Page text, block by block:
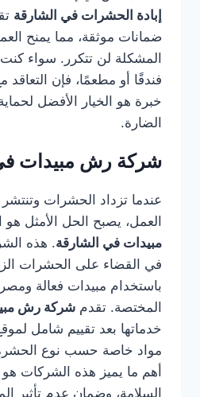
إبادة الحشرات في الشارقة
ضمانات موثقة، مما يمنح
المشكلة لن تتكرر. سواء كنت
فندقًا أو مطعمًا، فإن
خبرة هو الخيار الأفضل
الضارة.
شركة رش مبيدات
عندما تزداد الحشرات
العمل، يصبح الحل الأمثل هو
مبيدات في الشارقة. هذه
في القضاء على الحشرات
باستخدام مبيدات فعالة
المختصة. تقدم شركة رش
خدماتها بعد تقييم شامل
مواد خاصة حسب نوع
أهم ما يميز هذه الشركات هو
السلامة، وضمان عدم تأثير